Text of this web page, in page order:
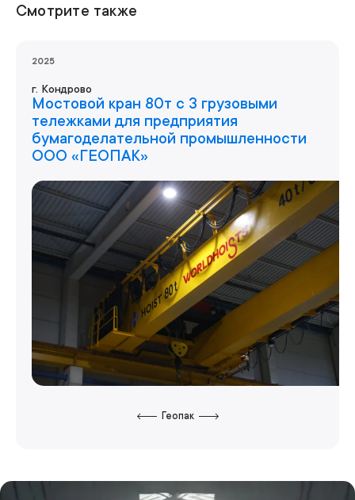
Смотрите также
2025
г. Кондрово
Мостовой кран 80т с 3 грузовыми
тележками для предприятия
бумагоделательной промышленности
ООО «ГЕОПАК»
Геопак